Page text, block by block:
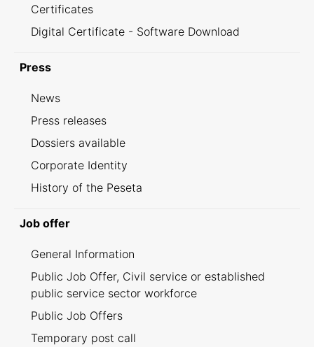
Certificates
Digital Certificate - Software Download
Press
News
Press releases
Dossiers available
Corporate Identity
History of the Peseta
Job offer
General Information
Public Job Offer, Civil service or established
public service sector workforce
Public Job Offers
Temporary post call